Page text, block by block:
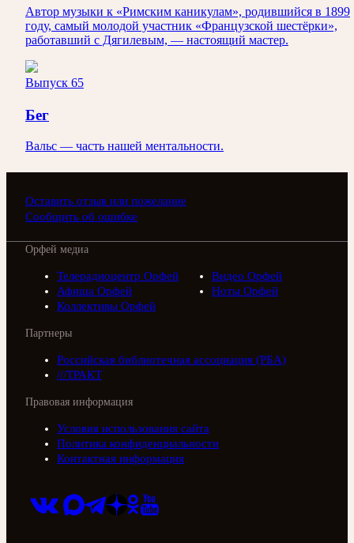
Автор музыки к «Римским каникулам», родившийся в 1899
году, самый молодой участник «Французской шестёрки»,
работавший с Дягилевым, — настоящий мастер.
Выпуск 65
Бег
Вальс — часть нашей ментальности.
Оставить отзыв или пожелание
Сообщить об ошибке
Орфей медиа
Телерадиоцентр Орфей
Видео Орфей
Афиша Орфей
Ноты Орфей
Коллективы Орфей
Партнеры
Российская библиотечная ассоциация (РБА)
///ТРАКТ
Правовая информация
Условия использования сайта
Политика конфиденциальности
Контактная информация